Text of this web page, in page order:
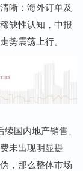
晰：海外订单及
缺性认知，中报
势震荡上行。
国内地产销售、
未出现明显提
，那么整体市场